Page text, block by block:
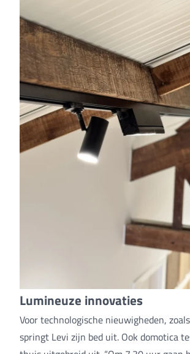
Lumineuze innovaties
Voor technologische nieuwigheden,
springt Levi zijn bed uit. Ook domotica